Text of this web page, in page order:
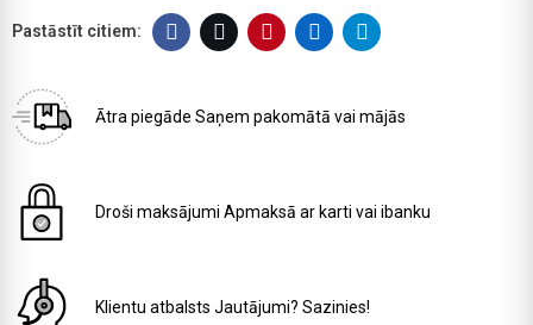
Ātra piegāde Saņem pakomātā vai mājās
Droši maksājumi Apmaksā ar karti vai ibanku
Klientu atbalsts Jautājumi? Sazinies!